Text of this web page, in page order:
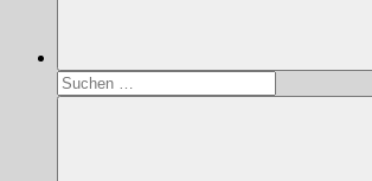
Suchen
nach: